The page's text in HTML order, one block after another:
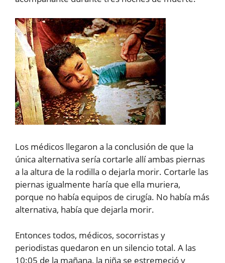
Los médicos llegaron a la conclusión de que la
única alternativa sería cortarle allí ambas piernas
a la altura de la rodilla o dejarla morir. Cortarle las
piernas igualmente haría que ella muriera,
porque no había equipos de cirugía. No había más
alternativa, había que dejarla morir.
Entonces todos, médicos, socorristas y
periodistas quedaron en un silencio total. A las
10:05 de la mañana, la niña se estremeció y